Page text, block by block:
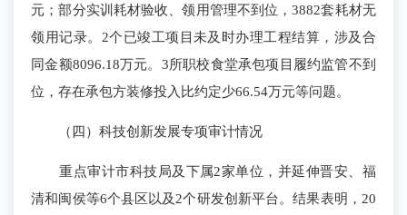
元；部分实训耗材验收、领用管理不到位，3882套耗材无
领用记录。2个已竣工项目未及时办理工程结算，涉及合
同金额8096.18万元。3所职校食堂承包项目履约监管不到
位，存在承包方装修投入比约定少66.54万元等问题。
（四）科技创新发展专项审计情况
重点审计市科技局及下属2家单位 ，并延伸晋安、福
清和闽侯等6个县区以及2个研发创新平台。结果表明，20